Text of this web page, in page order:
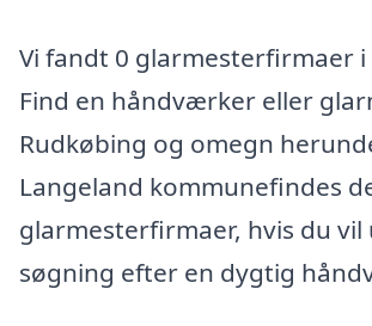
Vi fandt 0 glarmesterfirmaer i
Find en håndværker eller
Rudkøbing og omegn
Langeland kommunefindes
glarmesterfirmaer, hvis du vil
søgning efter en dygtig